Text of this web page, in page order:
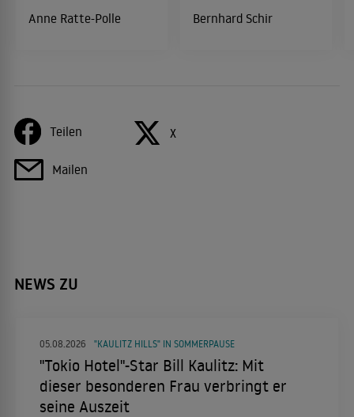
Anne Ratte-Polle Bernhard Schir
Teilen X
Mailen
NEWS ZU
05.08.2026 "KAULITZ HILLS" IN SOMMERPAUSE
"Tokio Hotel"-Star Bill Kaulitz: Mit
dieser besonderen Frau verbringt er
seine Auszeit